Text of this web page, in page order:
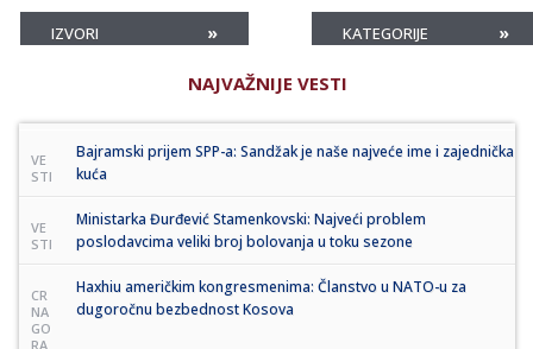
IZVORI » KATEGORIJE »
NAJVAŽNIJE VESTI
VE
STI
Bajramski prijem SPP-a: Sandžak je naše najveće ime i zajednička
kuća
VE
STI
Ministarka Đurđević Stamenkovski: Najveći problem
poslodavcima veliki broj bolovanja u toku sezone
CR
NA
GO
RA
Haxhiu američkim kongresmenima: Članstvo u NATO-u za
dugoročnu bezbednost Kosova